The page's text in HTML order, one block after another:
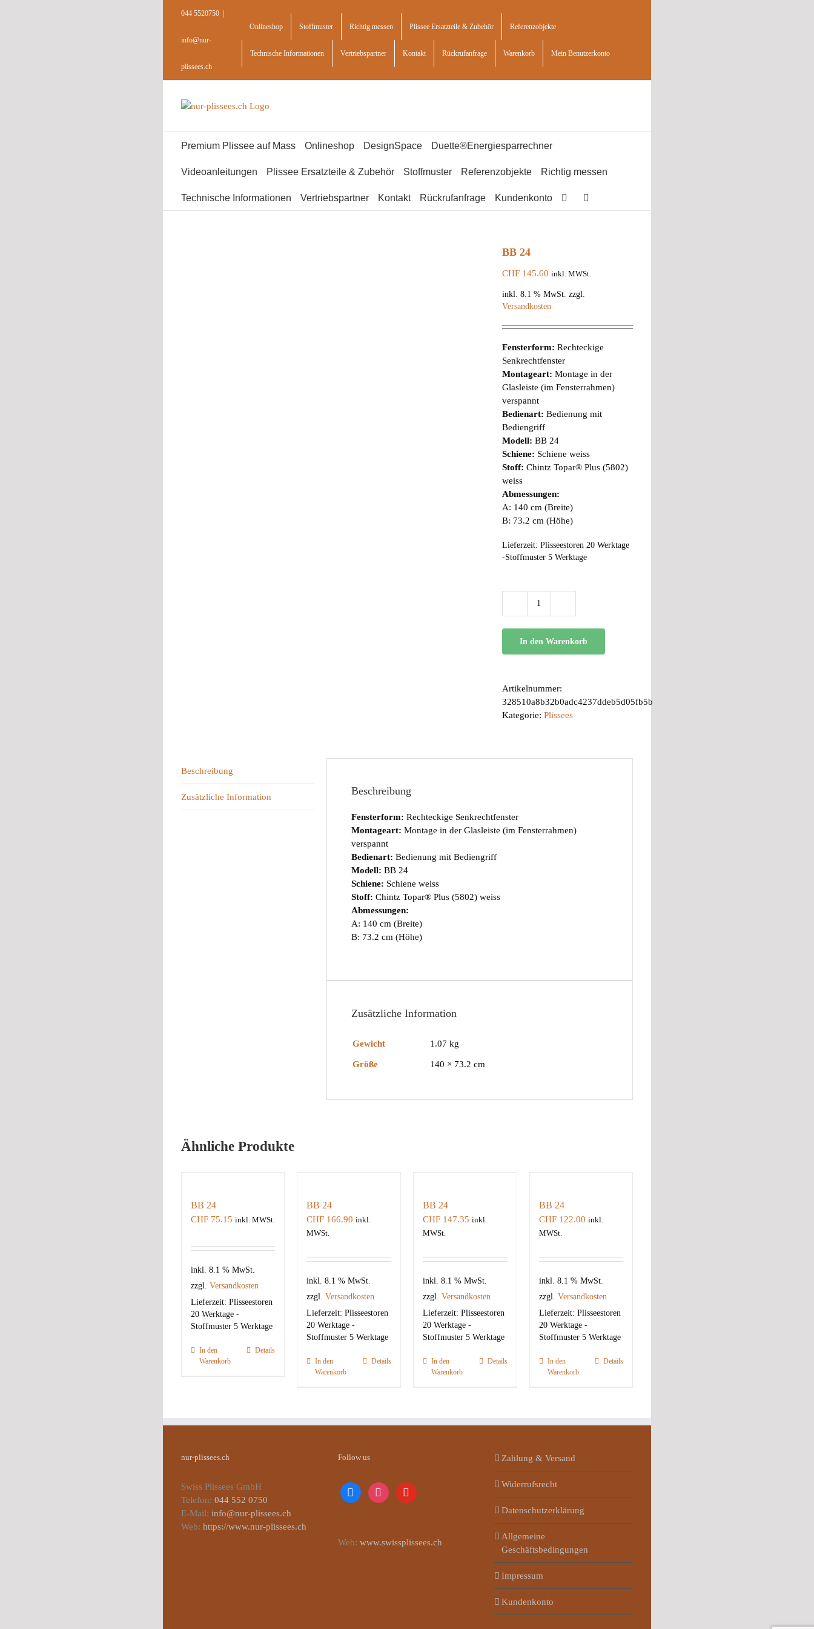
044 5520750
info@nur-
plissees.ch
Onlineshop Stoffmuster Richtig messen Plissee Ersatzteile & Zubehör Referenzobjekte
Technische Informationen Vertriebspartner Kontakt Rückrufanfrage Warenkorb Mein Benutzerkonto
Premium Plissee auf Mass Onlineshop DesignSpace Duette®Energiesparrechner
Videoanleitungen Plissee Ersatzteile & Zubehör Stoffmuster Referenzobjekte Richtig messen
Technische Informationen Vertriebspartner Kontakt Rückrufanfrage Kundenkonto
BB 24
CHF145.60 inkl. MWSt.
inkl. 8.1 % MwSt. zzgl.
Versandkosten
Fensterform: Rechteckige
Senkrechtfenster
Montageart: Montage in der
Glasleiste (im Fensterrahmen)
verspannt
Bedienart: Bedienung mit
Bediengriff
Modell: BB 24
Schiene: Schiene weiss
Stoff: Chintz Topar® Plus (5802)
weiss
Abmessungen:
A: 140 cm (Breite)
B: 73.2 cm (Höhe)
Lieferzeit: Plisseestoren 20 Werktage
-Stoffmuster 5 Werktage
BB
In den Warenkorb
Artikelnummer:
328510a8b32b0adc4237ddeb5d05fb5b
Kategorie: Plissees
Beschreibung
Zusätzliche Information Beschreibung
Fensterform: Rechteckige Senkrechtfenster
Montageart: Montage in der Glasleiste (im Fensterrahmen)
verspannt
Bedienart: Bedienung mit Bediengriff
Modell: BB 24
Schiene: Schiene weiss
Stoff: Chintz Topar® Plus (5802) weiss
Abmessungen:
A: 140 cm (Breite)
B: 73.2 cm (Höhe)
Zusätzliche Information
Gewicht 1.07 kg
Größe 140 × 73.2 cm
Ähnliche Produkte
BB 24
CHF75.15 inkl. MWSt.
inkl. 8.1 % MwSt.
zzgl. Versandkosten
Lieferzeit: Plisseestoren
20 Werktage -
Stoffmuster 5 Werktage
In den
Warenkorb
Details
BB 24
CHF 166.90 inkl.
MWSt.
inkl. 8.1 % MwSt.
zzgl.Versandkosten
Lieferzeit:Plisseestoren
20 Werktage -
Stoffmuster 5 Werktage
In den
Warenkorb
Details
BB 24
CHF147.35 inkl.
MWSt.
inkl. 8.1 % MwSt.
zzgl. Versandkosten
Lieferzeit: Plisseestoren
20 Werktage -
Stoffmuster 5 Werktage
In den
Warenkorb
Details
BB 24
CHF122.00 inkl.
MWSt.
inkl. 8.1 % MwSt.
zzgl. Versandkosten
Lieferzeit: Plisseestoren
20 Werktage -
Stoffmuster 5 Werktage
In den
Warenkorb
Details
nur-plissees.ch
Swiss Plissees GmbH
Telefon: 044 552 0750
E-Mail: info@nur-plissees.ch
Web: https://www.nur-plissees.ch
Follow us
facebookinstagramyoutube
Web: www.swissplissees.ch
Zahlung & Versand
Widerrufsrecht
Datenschutzerklärung
Allgemeine
Geschäftsbedingungen
Impressum
Kundenkonto